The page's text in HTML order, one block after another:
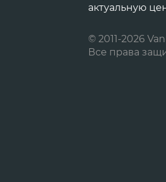
актуальную
© 2011-2026
Все права